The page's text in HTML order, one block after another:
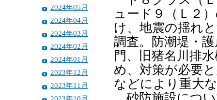
2024年05月
2024年04月
2024年03月
2024年02月
2024年01月
2023年12月
2023年11月
2023年10月
ュード９（Ｌ２
け、地震の揺れ
調査。防潮堤・
門、旧猪名川排
め、対策が必要
などにより重大